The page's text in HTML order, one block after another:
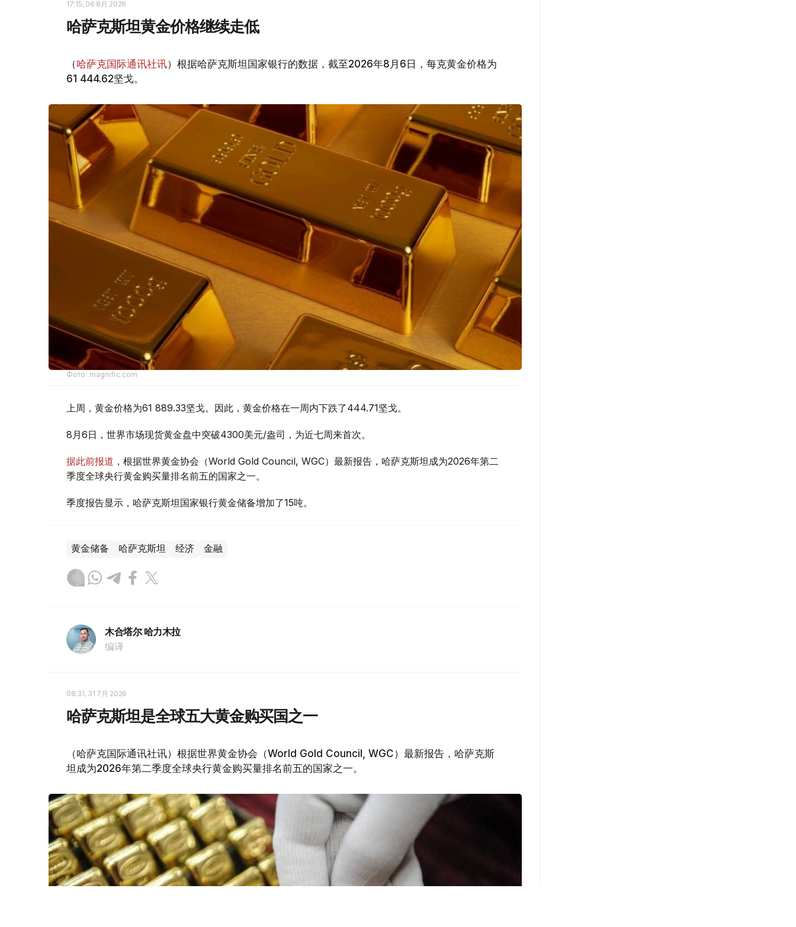
17:15, 06 8月 2026
哈萨克斯坦黄金价格继续走低
（哈萨克国际通讯社讯）根据哈萨克斯坦国家银行的数据，截至2026年8月6日，每克黄金价格为
61 444.62坚戈。
Фото: magnific.com
上周，黄金价格为61 889.33坚戈。因此，黄金价格在一周内下跌了444.71坚戈。
8月6日，世界市场现货黄金盘中突破4300美元/盎司，为近七周来首次。
据此前报道 ，根据世界黄金协会（World Gold Council, WGC）最新报告，哈萨克斯坦成为2026年第二
季度全球央行黄金购买量排名前五的国家之一。
季度报告显示，哈萨克斯坦国家银行黄金储备增加了15吨。
黄金储备 哈萨克斯坦 经济 金融
木合塔尔 哈力木拉
编译
08:31, 31 7月 2026
哈萨克斯坦是全球五大黄金购买国之一
（哈萨克国际通讯社讯）根据世界黄金协会（World Gold Council, WGC）最新报告，哈萨克斯
坦成为2026年第二季度全球央行黄金购买量排名前五的国家之一。